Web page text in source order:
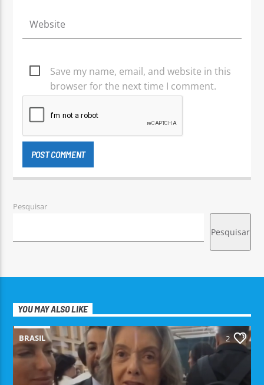
Save my name, email, and website in this
browser for the next time I comment.
Pesquisar
Pesquisar
YOU MAY ALSO LIKE
BRASIL 2